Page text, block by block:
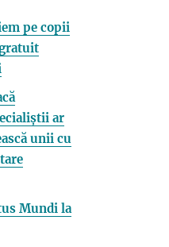
pe copii
ar
unii cu
Mundi la